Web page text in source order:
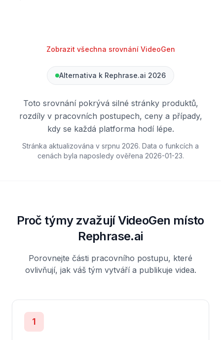
Zobrazit všechna srovnání VideoGen
Alternativa k Rephrase.ai 2026
Toto srovnání pokrývá silné stránky produktů,
rozdíly v pracovních postupech, ceny a případy,
kdy se každá platforma hodí lépe.
Stránka aktualizována v srpnu 2026. Data o funkcích a
cenách byla naposledy ověřena 2026-01-23.
Proč týmy zvažují VideoGen místo
Rephrase.ai
Porovnejte části pracovního postupu, které
ovlivňují, jak váš tým vytváří a publikuje videa.
1